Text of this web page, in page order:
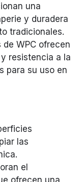
una
y duradera
tradicionales.
WPC ofrecen
resistencia a la
para su uso en
las
el
ofrecen una